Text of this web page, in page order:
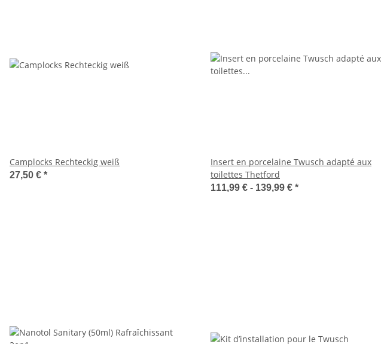
Camplocks Rechteckig weiß
27,50 € *
Insert en porcelaine Twusch adapté aux
toilettes Thetford
111,99 € - 139,99 € *